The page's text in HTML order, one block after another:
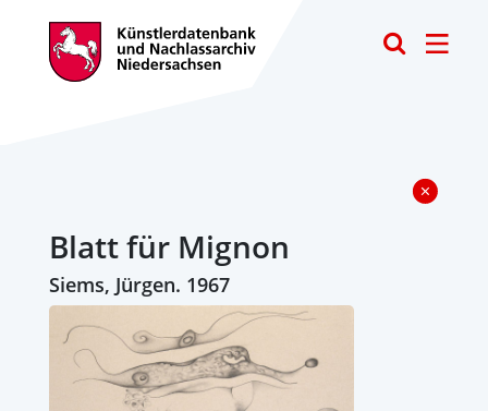
Blatt für Mignon
Siems, Jürgen. 1967